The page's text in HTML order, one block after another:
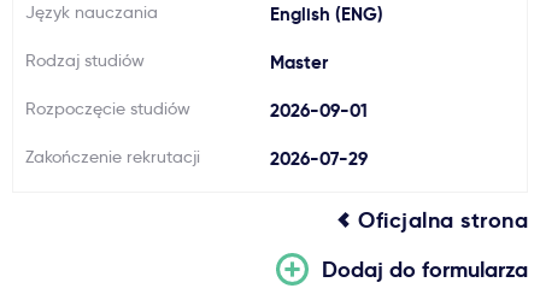
Język nauczania English (ENG)
Rodzaj studiów Master
Rozpoczęcie studiów 2026-09-01
Zakończenie rekrutacji 2026-07-29
Oficjalna strona
Dodaj do formularza